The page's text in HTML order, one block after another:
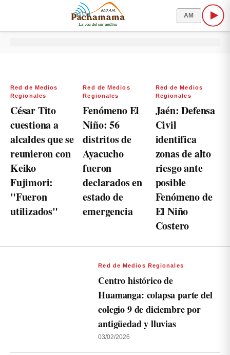
AM
Red de Medios
Regionales
César Tito
cuestiona a
alcaldes que se
reunieron con
Keiko
Fujimori:
"Fueron
utilizados"
Red de Medios
Regionales
Fenómeno El
Niño: 56
distritos de
Ayacucho
fueron
declarados en
estado de
emergencia
Red de Medios
Regionales
Jaén: Defensa
Civil
identifica
zonas de alto
riesgo ante
posible
Fenómeno de
El Niño
Costero
Red de Medios Regionales
Centro histórico de
Huamanga: colapsa parte del
colegio 9 de diciembre por
antigüedad y lluvias
03/02/2026